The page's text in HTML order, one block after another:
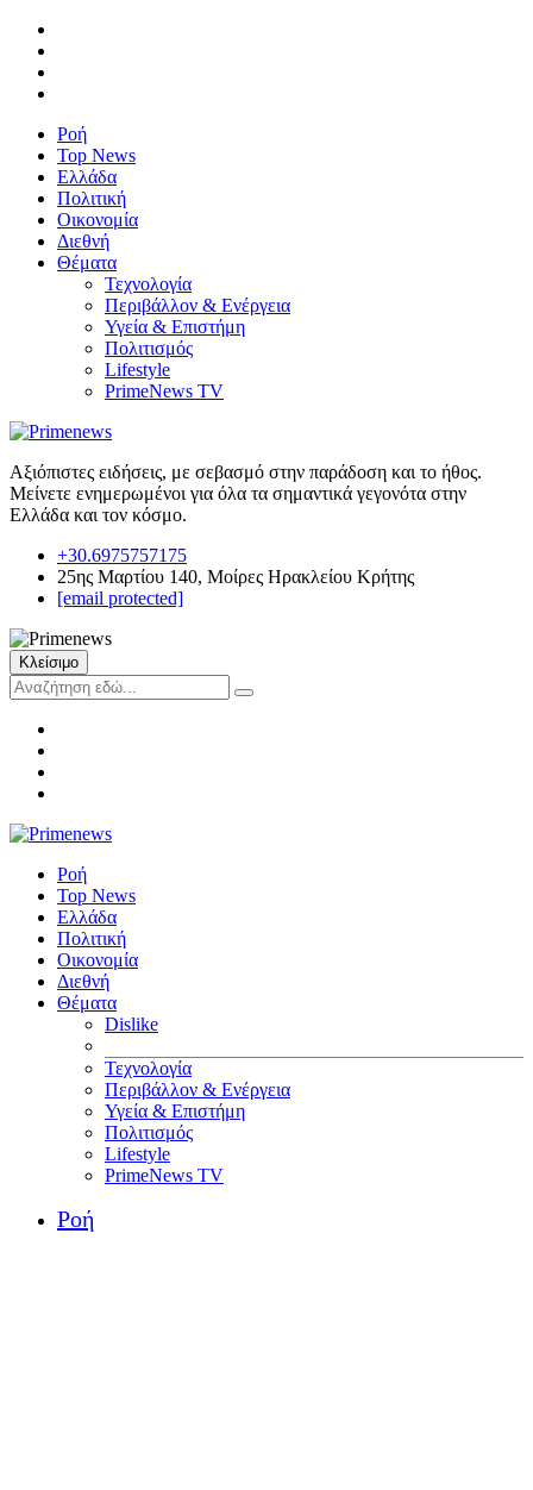
Ροή
Top News
Ελλάδα
Πολιτική
Οικονομία
Διεθνή
Θέματα
Τεχνολογία
Περιβάλλον & Ενέργεια
Υγεία & Επιστήμη
Πολιτισμός
Lifestyle
PrimeNews TV
Αξιόπιστες ειδήσεις, με σεβασμό στην παράδοση και το ήθος.
Μείνετε ενημερωμένοι για όλα τα σημαντικά γεγονότα στην
Ελλάδα και τον κόσμο.
+30.6975757175
25ης Μαρτίου 140, Μοίρες Ηρακλείου Κρήτης
[email protected]
Κλείσιμο
Ροή
Top News
Ελλάδα
Πολιτική
Οικονομία
Διεθνή
Θέματα
Dislike
Τεχνολογία
Περιβάλλον & Ενέργεια
Υγεία & Επιστήμη
Πολιτισμός
Lifestyle
PrimeNews TV
Ροή